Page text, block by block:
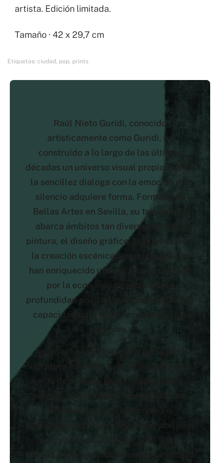
artista. Edición limitada.
Tamaño · 42 x 29,7 cm
Etiquetas: ciudad , pop, prints
Raúl Nieto Guridi, conocido
artísticamente como Guridi, ha
construido a lo largo de las últimas
décadas un universo visual propio, donde
la sencillez dialoga con la emoción y el
silencio adquiere forma. Formado en
Bellas Artes en Sevilla, su trayectoria
abarca ámbitos tan diversos como la
pintura, el diseño gráfico, la publicidad y
la creación escénica, experiencias que
han enriquecido una obra caracterizada
por la economía de recursos, la
profundidad poética y una extraordinaria
capacidad para sugerir más de lo que
muestra.
Autor e ilustrador de referencia en la
literatura infantil y juvenil, ha publicado
más de ochenta libros, traducidos a
numerosos idiomas y reconocidos con